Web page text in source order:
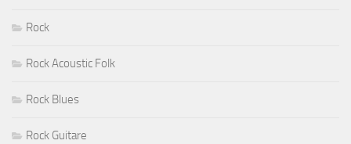
Rock
Rock Acoustic Folk
Rock Blues
Rock Guitare